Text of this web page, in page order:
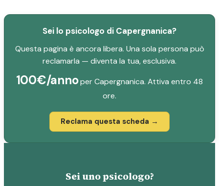
Sei lo psicologo di Capergnanica?
Questa pagina è ancora libera. Una sola persona può
reclamarla — diventa la tua, esclusiva.
100€/annoper Capergnanica. Attiva entro 48
ore.
Reclama questa scheda →
Sei uno psicologo?